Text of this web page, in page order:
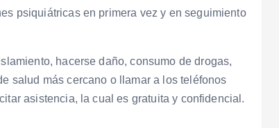
psiquiátricas en primera vez y en seguimiento
hacerse daño, consumo de drogas,
salud más cercano o llamar a los teléfonos
asistencia, la cual es gratuita y confidencial.